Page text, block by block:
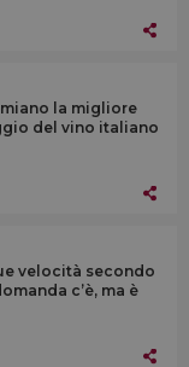
la migliore
del vino italiano
velocità secondo
c’è, ma è